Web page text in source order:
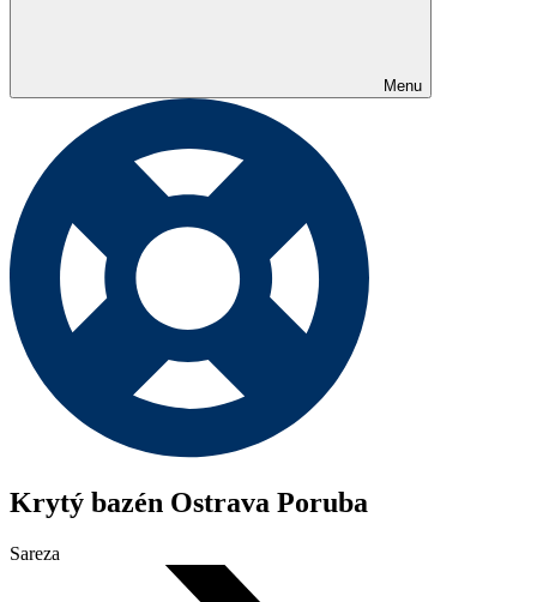
Menu
Krytý bazén Ostrava Poruba
Sareza